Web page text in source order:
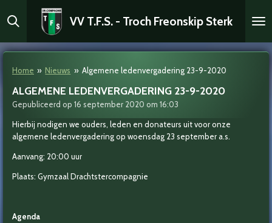
direct
de
VV T.F.S. - Troch Freonskip Sterk
Home » Nieuws » Algemene ledenvergadering 23-9-2020
ALGEMENE LEDENVERGADERING 23-9-2020
Gepubliceerd op 16 september 2020 om 16:03
Hierbij nodigen we ouders, leden en donateurs uit voor onze
algemene ledenvergadering op woensdag 23 september a.s.
Aanvang: 20:00 uur
Plaats: Gymzaal Drachtstercompagnie
Agenda